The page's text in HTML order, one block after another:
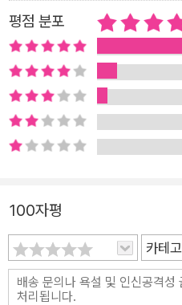
고 예측하며, 그 배경으로 복합
▮AI, 고령화, 제2차 냉전, 기후변
에 미치는 영향 먼저 모든 분야에서 게임체인저로 주목받는 신기
술, 인공지능은 생산성을 높여
입장에서는 새로운 기술 도입
상승 요인으로 작용할 수 있다.
들 경우 소비 위축과 저축 증가
변수로 지목된다. 저출산과 고
고 성장 잠재력이 약화되면서
수 있다. 한편으로는 베이비붐
적으로 소비하기 시작하면서 금
미 상당 수준에 도달한 국가 부
평점 분포
100자평
카테